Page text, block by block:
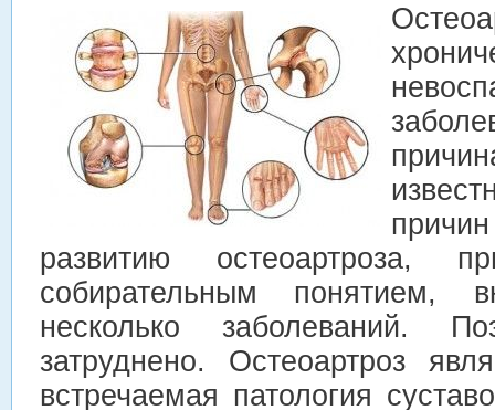
развитию остеоартроза,
собирательным понятием,
несколько заболеваний.
затруднено. Остеоартроз
встречаемая патология